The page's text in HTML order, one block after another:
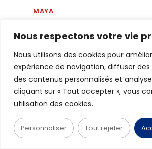
Nous respectons votre vie
Nous utilisons des cookies pour
expérience de navigation, diffuser
des contenus personnalisés et
cliquant sur « Tout accepter », vous
utilisation des cookies.
Personnaliser Tout rejeter
MAYA
Répondre
Bonjour Françoise,
J’espère que tu as continué à
coréen après avoir maîtrisé
moi.
Merci beaucoup pour ton
!!!
Je te promets d’écrire